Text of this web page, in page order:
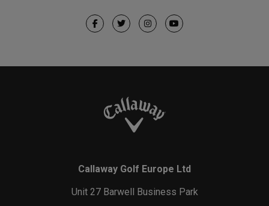
Callaway Golf Europe Ltd
Unit 27 Barwell Business Park